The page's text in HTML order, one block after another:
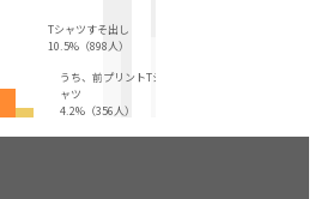
Tシャツすそ出し
10.5%（898人）
うち、前プリントTシ
ャツ
4.2%（356人）